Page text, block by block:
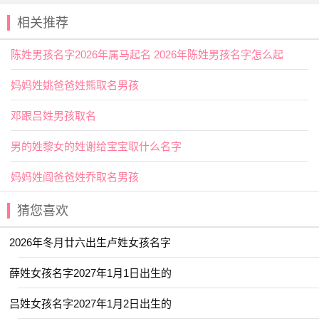
正直之义；
陈姓宝宝起名宜用字
【宴】以酒饭款待宾客；安定,没有战事；喜乐，欢乐。
用作人名意指欢乐、喜乐、知书达礼之义；
【杜】落叶乔木，果实圆而小，味涩可食，俗称“杜梨”；
阻塞、堵塞；凭自己的意思没有根据地编造。用作人名意指
陈姓宝宝取名热门精选
【伟铄】 【云枫】 【初岚】 【予诺】
【亦勋】 【与夏】 【书睿】 【东璟】
【书梦】 【云昕】 【冰莹】 【云晞】
【云晏】 【世珩】 【佩琼】 【予清】
相关推荐
陈姓男孩名字2026年属马起名 2026年陈姓男孩名字怎么起
妈妈姓姚爸爸姓熊取名男孩
邓跟吕姓男孩取名
男的姓黎女的姓谢给宝宝取什么名字
妈妈姓阎爸爸姓乔取名男孩
猜您喜欢
2026年冬月廿六出生卢姓女孩名字
薛姓女孩名字2027年1月1日出生的
吕姓女孩名字2027年1月2日出生的